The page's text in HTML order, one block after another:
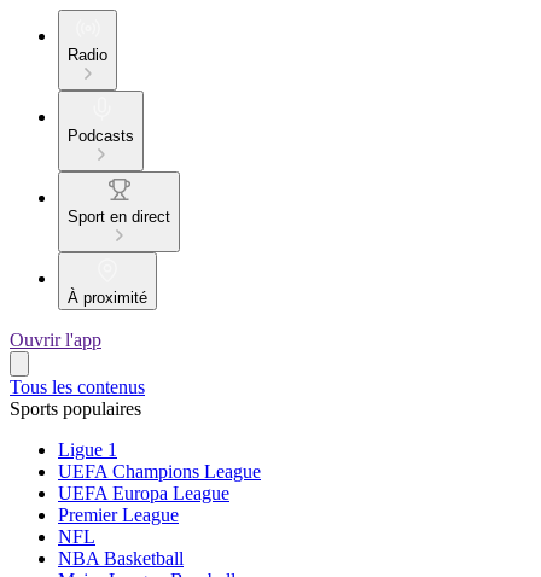
Radio
Podcasts
Sport en direct
À proximité
Ouvrir l'app
Tous les contenus
Sports populaires
Ligue 1
UEFA Champions League
UEFA Europa League
Premier League
NFL
NBA Basketball